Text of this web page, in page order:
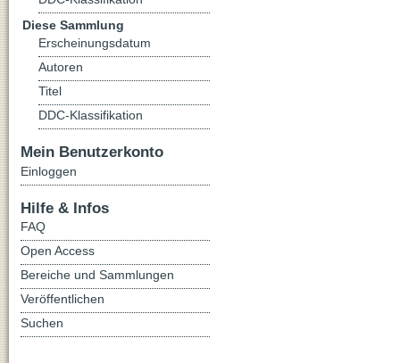
Diese Sammlung
Erscheinungsdatum
Autoren
Titel
DDC-Klassifikation
Mein Benutzerkonto
Einloggen
Hilfe & Infos
FAQ
Open Access
Bereiche und Sammlungen
Veröffentlichen
Suchen